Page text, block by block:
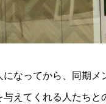
になってから、同期
与えてくれる人たちと